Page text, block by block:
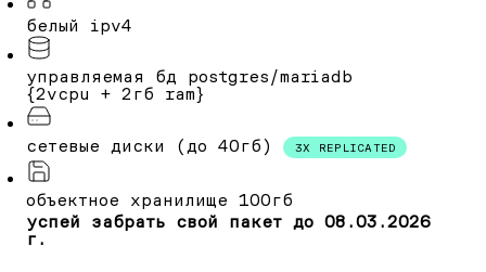
белый ipv4
управляемая бд postgres/mariadb
{2vcpu + 2гб ram}
сетевые диски (до 40гб) 3X REPLICATED
объектное хранилище 100гб
успей забрать свой пакет до 08.03.2026
г.